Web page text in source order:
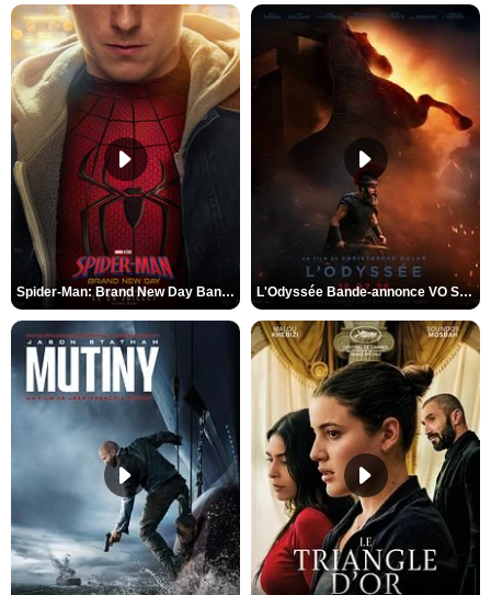
Spider-Man: Brand New Day Bande-annonce VO STFR L'Odyssée Bande-annonce VO STFR